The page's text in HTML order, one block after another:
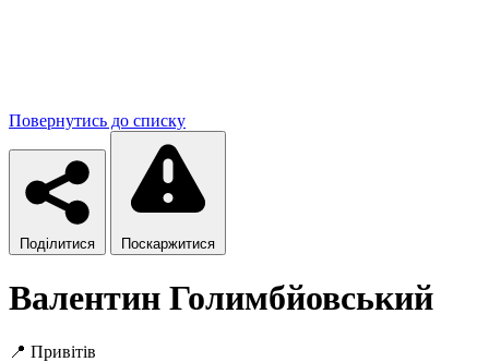
Повернутись до списку
Поділитися Поскаржитися
Валентин Голимбйовський
📍 Привітів